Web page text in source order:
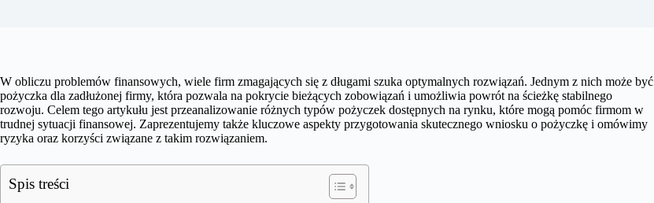
W obliczu problemów finansowych, wiele firm zmagających się z długami szuka optymalnych rozwiązań. Jednym z nich może być
pożyczka dla zadłużonej firmy, która pozwala na pokrycie bieżących zobowiązań i umożliwia powrót na ścieżkę stabilnego
rozwoju. Celem tego artykułu jest przeanalizowanie różnych typów pożyczek dostępnych na rynku, które mogą pomóc firmom w
trudnej sytuacji finansowej. Zaprezentujemy także kluczowe aspekty przygotowania skutecznego wniosku o pożyczkę i omówimy
ryzyka oraz korzyści związane z takim rozwiązaniem.
Spis treści